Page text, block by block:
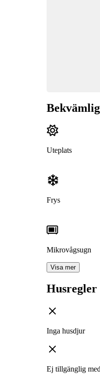
Uteplats
Frys
Mikrovågsugn
Visa mer
Inga husdjur
Ej tillgänglig